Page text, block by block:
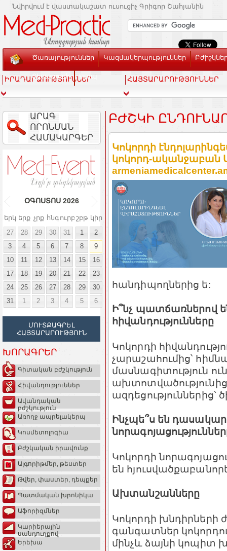
Նվիրվում է վաստակաշատ ուսուցիչ Գրիգոր Շահյանին
Ծառայություններ Կազմակերպություններ
Տեսասրահ Կապ
ԻՐԱԴԱՐՁՈՒԹՅՈՒՆՆԵՐ ՀԱՅՏԱՐԱՐՈՒԹՅՈՒՆՆԵՐ
ԱՐԱԳ
ՈՐՈՆՄԱՆ
ՀԱՄԱԿԱՐԳԵՐ
ՕԳՈՍՏՈՍ 2026
երկ երք չրք հնգուրբ շբթ կիր
27
28 29 30 31 1
2
3
4 5 6 7 8
9
10
11 12 13 14 15
16
17
18 19 20 21 22
23
24
25 26 27 28 29
30
31
1 2 3 4 5 6
ՄՈՒՏՔԱԳՐԵԼ
ՀԱՅՏԱՐԱՐՈՒԹՅՈՒՆ
ԽՈՐԱԳՐԵՐ
Գիտական բժշկություն
Հիվանդություններ
Ավանդական
բժշկություն
Առողջ ապրելակերպ
Կոսմետոլոգիա
Բժշկական իրավունք
Ալգորիթմեր, թեստեր
Թվեր, փաստեր, դեպքեր
Պատմական խրոնիկա
Աֆորիզմներ
Կարիերային
սանդուղքով
Երեխա
ԲԺՇԿԻ
Կոկորդի
կոկորդ-ականջաբան
հանդիպողներից ե:
Ի՞նչ պատճառներով
հիվանդությունները
Կոկորդի
չարաշահումից՝
մասնագիտություն
ազդեցություններից՝
Ինչպե՞ս են
Կոկորդի
են
Ախտանշանները
Կոկորդի
գանգատներ
մինչև ձայնի կոպիտ